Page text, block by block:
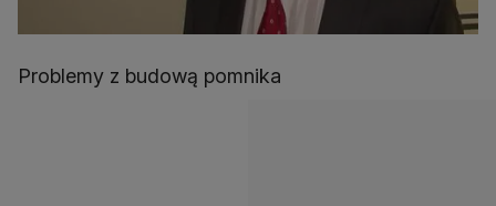
Problemy z budową pomnika